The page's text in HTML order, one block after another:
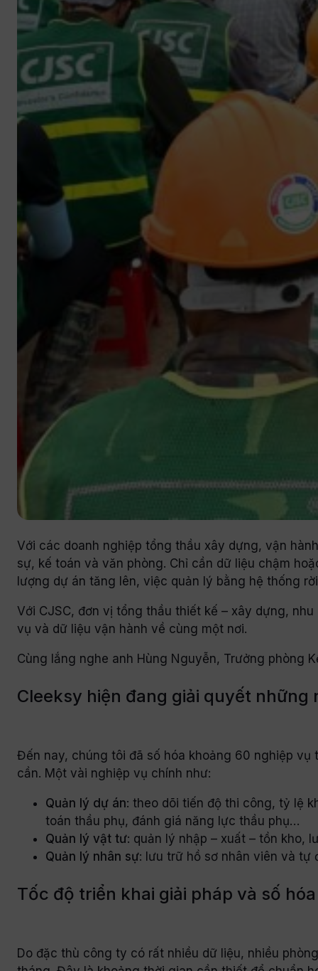
Với các doanh nghiệp tổng thầu xây dựng, vận
sự, kế toán và văn phòng. Chỉ cần dữ liệu chậm
lượng dự án tăng lên, việc quản lý bằng hệ thống
Với CJSC, đơn vị tổng thầu thiết kế – xây dựng,
vụ và dữ liệu vận hành về cùng một nơi.
Cùng lắng nghe anh Hùng Nguyễn, Trưởng phòng
Cleeksy hiện đang giải quyết những
Đến nay, chúng tôi đã số hóa khoảng 60 nghiệp
cần. Một vài nghiệp vụ chính như:
Quản lý dự án: theo dõi tiến độ thi công, tỷ lệ
toán thầu phụ, đánh giá năng lực thầu phụ…
Quản lý vật tư: quản lý nhập – xuất – tồn kho,
Quản lý nhân sự: lưu trữ hồ sơ nhân viên và
Tốc độ triển khai giải pháp và số
Do đặc thù công ty có rất nhiều dữ liệu, nhiều